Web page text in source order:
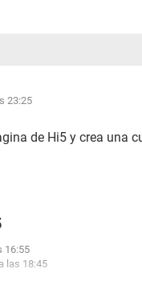
23:25
de Hi5 y crea una
16:55
las 18:45